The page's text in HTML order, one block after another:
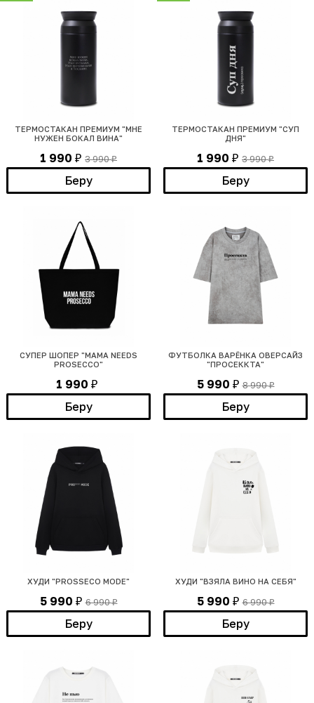
ТЕРМОСТАКАН ПРЕМИУМ "МНЕ
НУЖЕН БОКАЛ ВИНА"
1 990 ₽ 3 990₽
Беру
ТЕРМОСТАКАН ПРЕМИУМ "СУП
ДНЯ"
1 990 ₽ 3 990₽
Беру
СУПЕР ШОПЕР "MAMA NEEDS
PROSECCO"
1 990 ₽
Беру
ФУТБОЛКА ВАРЁНКА ОВЕРСАЙЗ
"ПРОСЕККТА"
5 990 ₽ 8 990₽
Беру
ХУДИ "PROSSECO MODE"
5 990 ₽ 6 990₽
Беру
ХУДИ "ВЗЯЛА ВИНО НА СЕБЯ"
5 990 ₽ 6 990₽
Беру